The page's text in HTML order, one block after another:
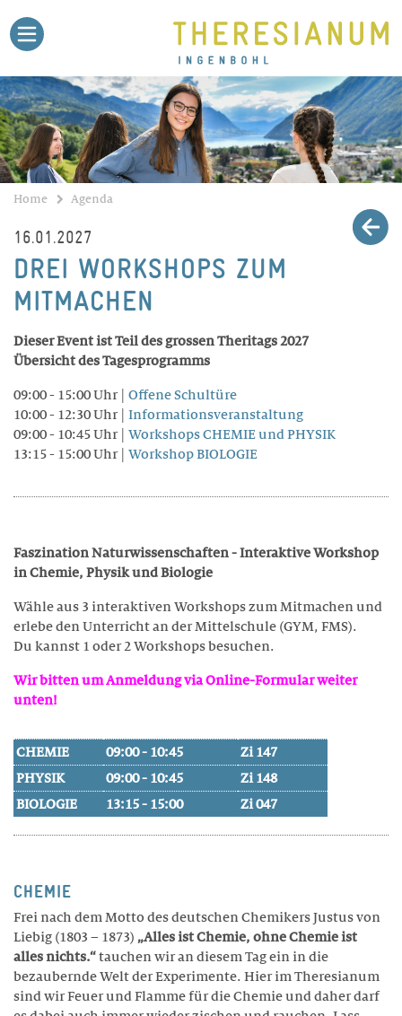
Home
Theri-Blog
Stellen
Schule
BILDUNGSANGEBOTE
Gymnasium
Fachmaturität Soziale Arbeit
Fachmaturität Gesundheit
Talentförderung
Sekundarschule
Dokumente
BERATUNG
LEISTUNGEN
RÄUME
FREIZEIT
TARIFE
Theresianum
ÜBER UNS
Trägerschaft
Infrastruktur
Zertifikate
Legate / Erbschaften
Home Agenda
16.01.2027
DREI WORKSHOPS ZUM
MITMACHEN
Dieser Event ist Teil des grossen Theritags 2027
Übersicht des Tagesprogramms
09:00 - 15:00 Uhr | Offene Schultüre
10:00 - 12:30 Uhr | Informationsveranstaltung
09:00 - 10:45 Uhr | Workshops CHEMIE und PHYSIK
13:15 - 15:00 Uhr | Workshop BIOLOGIE
Faszination Naturwissenschaften - Interaktive Workshop
in Chemie, Physik und Biologie
Wähle aus 3 interaktiven Workshops zum Mitmachen und
erlebe den Unterricht an der Mittelschule (GYM, FMS).
Du kannst 1 oder 2 Workshops besuchen.
Wir bitten um Anmeldung via Online-Formular weiter
unten!
CHEMIE 09:00 - 10:45
Zi 147
PHYSIK
09:00 - 10:45
Zi 148
BIOLOGIE
13:15 - 15:00 Zi 047
CHEMIE
Frei nach dem Motto des deutschen Chemikers Justus von
Liebig (1803 – 1873) „Alles ist Chemie, ohne Chemie ist
alles nichts.“tauchen wir an diesem Tag ein in die
bezaubernde Welt der Experimente. Hier im Theresianum
sind wir Feuer und Flamme für die Chemie und daher darf